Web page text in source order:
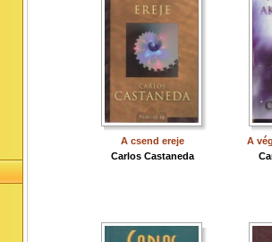
A csend ereje
Carlos Castaneda
A